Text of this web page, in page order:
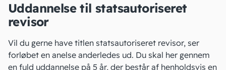
Uddannelse til statsautoriseret
revisor
Vil du gerne have titlen statsautoriseret revisor, ser
forløbet en anelse anderledes ud. Du skal her gennem
en fuld uddannelse på 5 år, der består af henholdsvis en